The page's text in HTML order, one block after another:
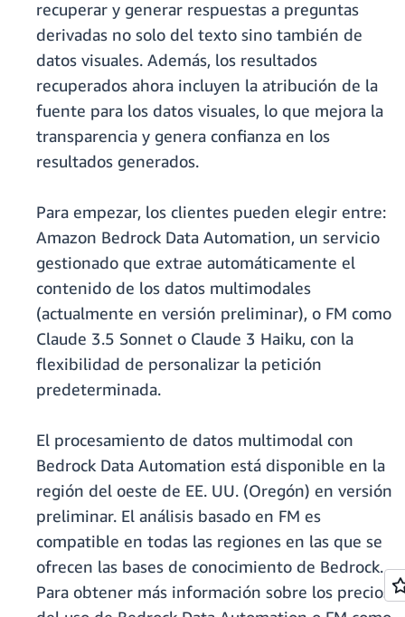
recuperar y generar respuestas a preguntas
derivadas no solo del texto sino también de
datos visuales. Además, los resultados
recuperados ahora incluyen la atribución de la
fuente para los datos visuales, lo que mejora la
transparencia y genera confianza en los
resultados generados.
Para empezar, los clientes pueden elegir entre:
Amazon Bedrock Data Automation, un servicio
gestionado que extrae automáticamente el
contenido de los datos multimodales
(actualmente en versión preliminar), o FM como
Claude 3.5 Sonnet o Claude 3 Haiku, con la
flexibilidad de personalizar la petición
predeterminada.
El procesamiento de datos multimodal con
Bedrock Data Automation está disponible en la
región del oeste de EE. UU. (Oregón) en versión
preliminar. El análisis basado en FM es
compatible en todas las regiones en las que se
ofrecen las bases de conocimiento de Bedrock.
Para obtener más información sobre los precios